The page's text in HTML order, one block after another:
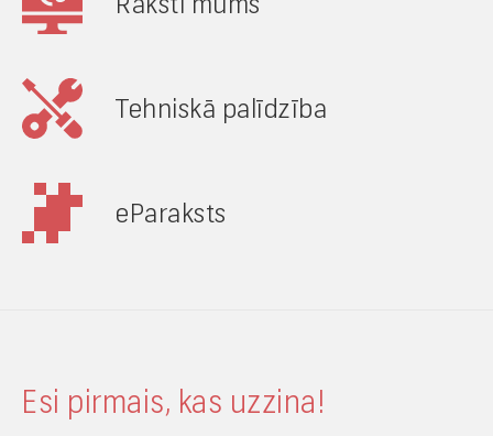
Tehniskā palīdzība
eParaksts
Esi pirmais, kas uzzina!